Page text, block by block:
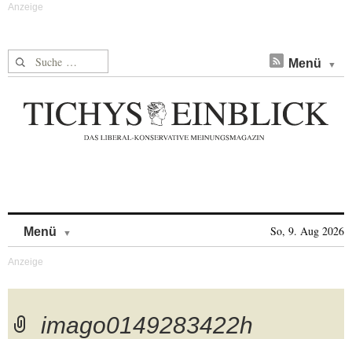
Suche nach: Menü
Menü So, 9. Aug 2026
imago0149283422h